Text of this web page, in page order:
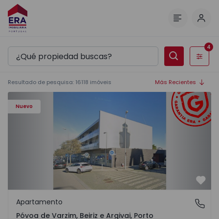
Filtros
4
Resultado de pesquisa: 16118 imóveis Más Recientes
Nuevo
Apartamento T3 Póvoa de Varzim, Póvoa de Varzim,
Póvoa de Varzim, Beiriz e Argivai, Porto
Apartamento
Póvoa de Varzim, Beiriz e Argivai, Porto